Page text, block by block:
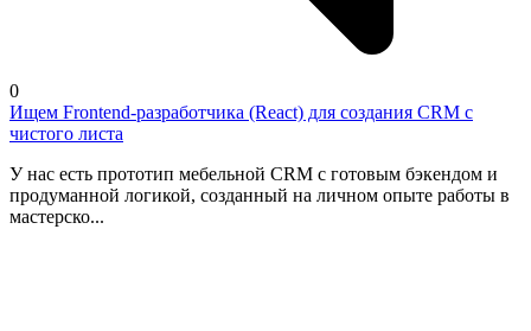
0
Ищем Frontend-разработчика (React) для создания CRM с
чистого листа
У нас есть прототип мебельной CRM с готовым бэкендом и
продуманной логикой, созданный на личном опыте работы в
мастерско...